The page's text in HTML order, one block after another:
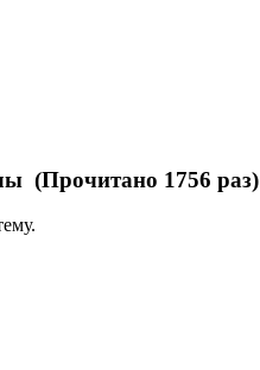
(Прочитано 1756 раз)